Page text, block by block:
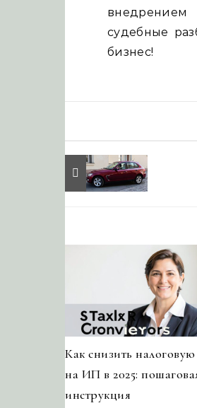
внедрением
судебные
бизнес!
Как снизить
на ИП в 2025:
инструкция